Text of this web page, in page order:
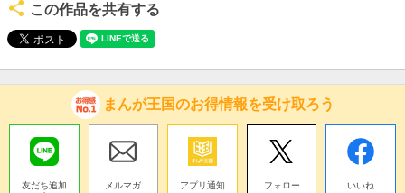
この作品を共有する
まんが王国のお得情報を受け取ろう
友だち追加
メルマガ アプリ通知 フォロー いいね